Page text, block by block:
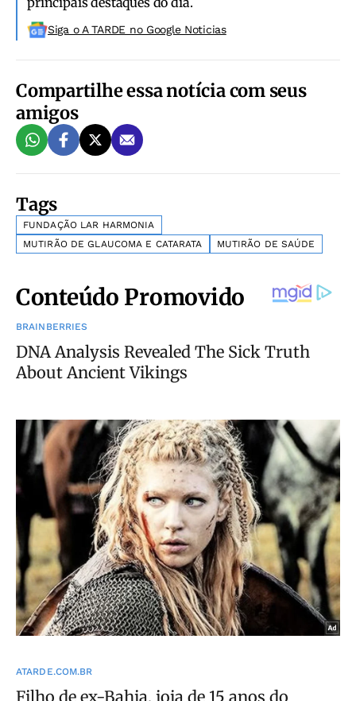
Siga o A TARDE no Google Noticias
Compartilhe essa notícia com seus
amigos
Tags
FUNDAÇÃO LAR HARMONIA
MUTIRÃO DE GLAUCOMA E CATARATA
MUTIRÃO DE SAÚDE